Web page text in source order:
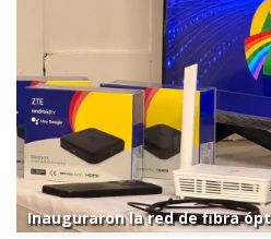
Inauguraron la red de fibra